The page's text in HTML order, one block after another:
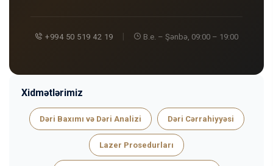
+994 50 519 42 19 B.e. – Şənbə, 09:00 – 19:00
Xidmətlərimiz
Dəri Baxımı və Dəri Analizi Dəri Cərrahiyyəsi
Lazer Prosedurları